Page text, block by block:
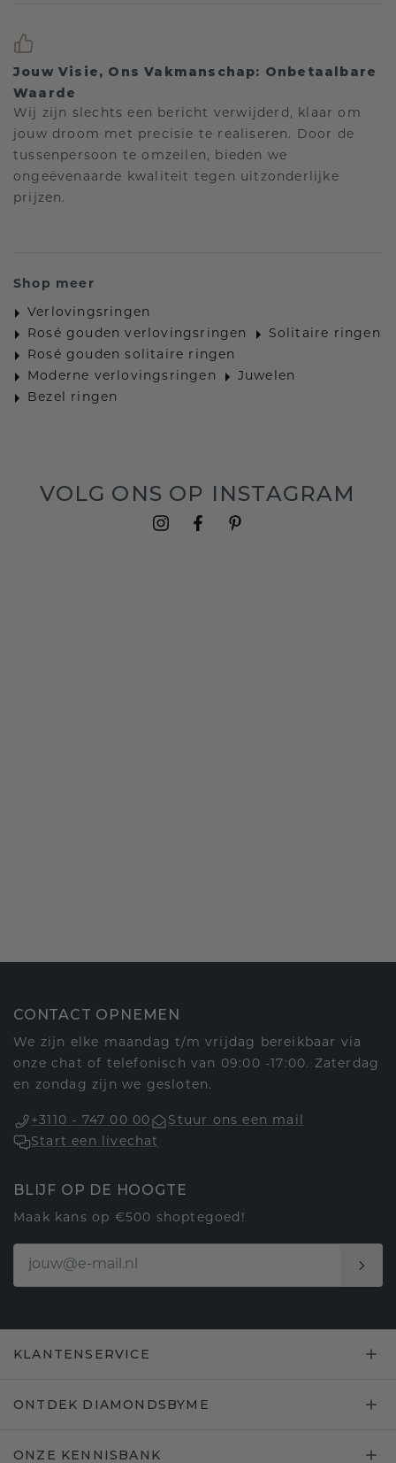
Jouw Visie, Ons Vakmanschap: Onbetaalbare
Waarde
Wij zijn slechts een bericht verwijderd, klaar om
jouw droom met precisie te realiseren. Door de
tussenpersoon te omzeilen, bieden we
ongeëvenaarde kwaliteit tegen uitzonderlijke
prijzen.
Shop meer
Verlovingsringen
Rosé gouden verlovingsringen
Solitaire ringen
Rosé gouden solitaire ringen
Moderne verlovingsringen
Juwelen
Bezel ringen
VOLG ONS OP INSTAGRAM
CONTACT OPNEMEN
We zijn elke maandag t/m vrijdag bereikbaar via
onze chat of telefonisch van 09:00 -17:00. Zaterdag
en zondag zijn we gesloten.
+3110 - 747 00 00
Stuur ons een mail
Start een livechat
BLIJF OP DE HOOGTE
Maak kans op €500 shoptegoed!
KLANTENSERVICE
ONTDEK DIAMONDSBYME
ONZE KENNISBANK